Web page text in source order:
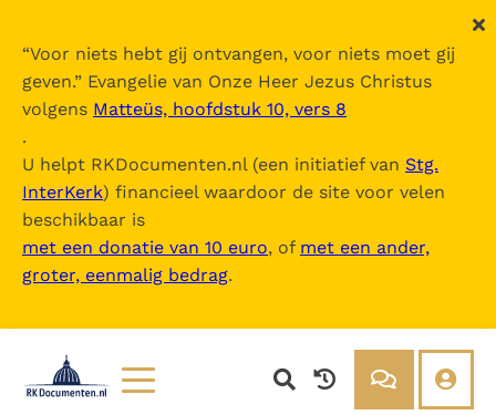
“Voor niets hebt gij ontvangen, voor niets moet gij
geven.” Evangelie van Onze Heer Jezus Christus
volgens Matteüs, hoofdstuk 10, vers 8
.
U helpt RKDocumenten.nl (een initiatief van Stg.
InterKerk) financieel waardoor de site voor velen
beschikbaar is
met een donatie van 10 euro, of met een ander,
groter, eenmalig bedrag.
Nova Vulgata
Inhoudsopgave
uitklappen
- Vetus Testamentum
- Liber Exodus
- Liber Numeri
- Liber Deuteronomii